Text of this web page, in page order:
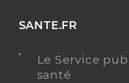
SANTE.FR
Le Service
santé